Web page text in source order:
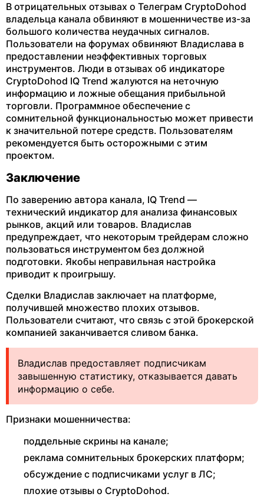
В отрицательных отзывах о Телеграм CryptoDohod
владельца канала обвиняют в мошенничестве из-за
большого количества неудачных сигналов.
Пользователи на форумах обвиняют Владислава в
предоставлении неэффективных торговых
инструментов. Люди в отзывах об индикаторе
CryptoDohod IQ Trend жалуются на неточную
информацию и ложные обещания прибыльной
торговли. Программное обеспечение с
сомнительной функциональностью может привести
к значительной потере средств. Пользователям
рекомендуется быть осторожными с этим
проектом.
Заключение
По заверению автора канала, IQ Trend —
технический индикатор для анализа финансовых
рынков, акций или товаров. Владислав
предупреждает, что некоторым трейдерам сложно
пользоваться инструментом без должной
подготовки. Якобы неправильная настройка
приводит к проигрышу.
Сделки Владислав заключает на платформе,
получившей множество плохих отзывов.
Пользователи считают, что связь с этой брокерской
компанией заканчивается сливом банка.
Владислав предоставляет подписчикам
завышенную статистику, отказывается давать
информацию о себе.
Признаки мошенничества:
поддельные скрины на канале;
реклама сомнительных брокерских платформ;
обсуждение с подписчиками услуг в ЛС;
плохие отзывы о CryptoDohod.